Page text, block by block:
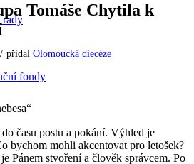
rady
fondy
Tomáše Chytila k
/ přidal Olomoucká diecéze
času postu a pokání. Výhled je
bychom mohli akcentovat pro letošek?
Pánem stvoření a člověk správcem. Po